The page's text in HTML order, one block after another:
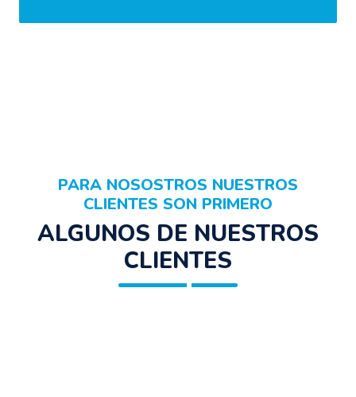
PARA NOSOSTROS NUESTROS
CLIENTES SON PRIMERO
ALGUNOS DE NUESTROS
CLIENTES